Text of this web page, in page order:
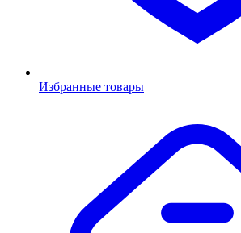
Избранные товары